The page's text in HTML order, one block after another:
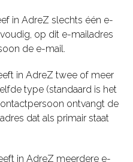
in AdreZ slechts één e-
op dit e-mailadres
de e-mail.
in AdreZ twee of meer
type (standaard is het
ontvangt de
dat als primair staat
in AdreZ meerdere e-